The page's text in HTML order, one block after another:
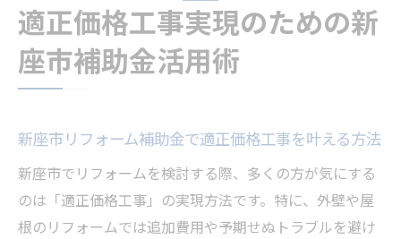
適正価格工事実現のための新
座市補助金活用術
新座市リフォーム補助金で適正価格工事を叶える方法
新座市でリフォームを検討する際、多くの方が気にする
のは「適正価格工事」の実現方法です。特に、外壁や屋
根のリフォームでは追加費用や予期せぬトラブルを避け